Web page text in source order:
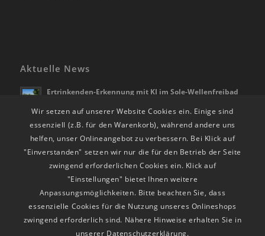
Aktuelle News
Ertrinkenden-Erkennung mit KI im Sole-Wellenfreibad
21. April 2026 - 10:28
Die Freibadsaison beginnt am 01.05.2026
RappSoDie Weihnachts-Shopping vom 24.11. – 23.12.25
24. November 2025 - 14:30
Wir setzen auf unserer Website Cookies ein. Einige sind
essenziell (z.B. für den Warenkorb), während andere uns
helfen, unser Onlineangebot zu verbessern. Bei Klick auf
"Einverstanden" setzen wir nur die für den Betrieb der Seite
zwingend erforderlichen Cookies ein. Klick auf
"Einstellungen" bietet Ihnen weitere
Anpassungsmöglichkeiten. Bitte beachten Sie, dass
essenzielle Cookies für die Nutzung unseres Onlineshops
zwingend erforderlich sind. Nähere Hinweise erhalten Sie in
unserer Datenschutzerklärung.